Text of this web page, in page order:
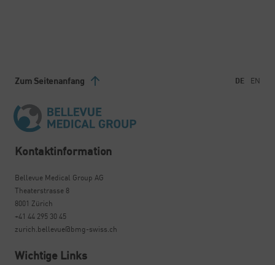
Zum Seitenanfang DE EN
Kontaktinformation
Bellevue Medical Group AG
Theaterstrasse 8
8001 Zürich
+41 44 295 30 45
zurich.bellevue@bmg-swiss.ch
Wichtige Links